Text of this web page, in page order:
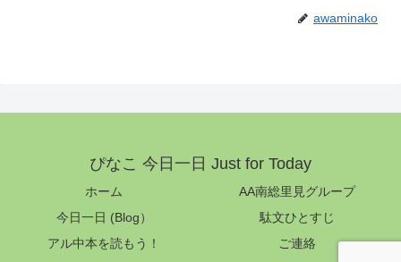
awaminako
ぴなこ 今日一日 Just for Today
ホーム
AA南総里見グループ
今日一日 (Blog）
駄文ひとすじ
アル中本を読もう！
ご連絡